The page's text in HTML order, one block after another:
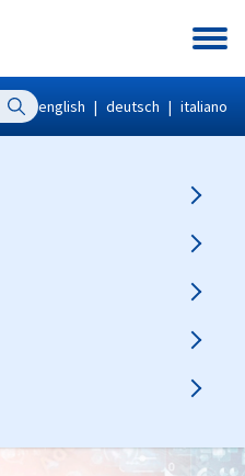
english | deutsch | italiano